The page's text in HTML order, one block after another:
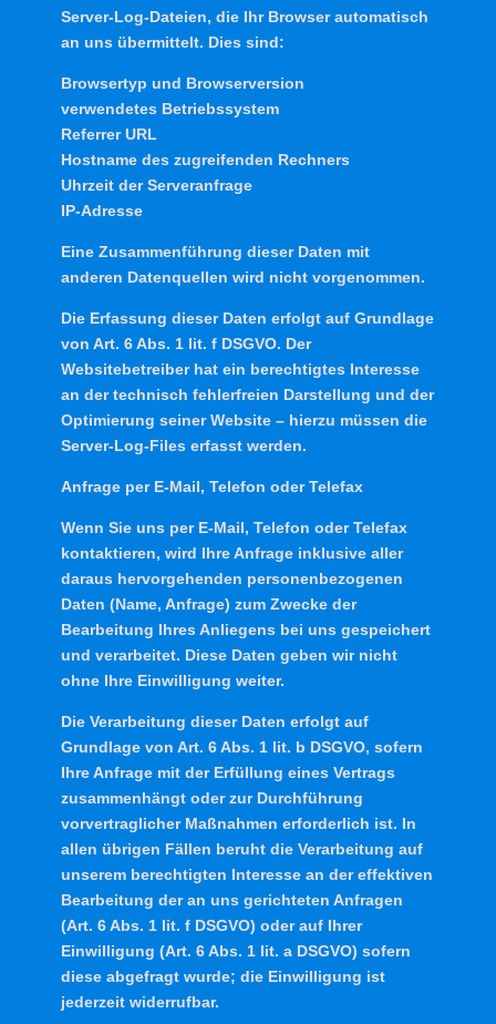
Server-Log-Dateien, die Ihr Browser automatisch
an uns übermittelt. Dies sind:
Browsertyp und Browserversion
verwendetes Betriebssystem
Referrer URL
Hostname des zugreifenden Rechners
Uhrzeit der Serveranfrage
IP-Adresse
Eine Zusammenführung dieser Daten mit
anderen Datenquellen wird nicht vorgenommen.
Die Erfassung dieser Daten erfolgt auf Grundlage
von Art. 6 Abs. 1 lit. f DSGVO. Der
Websitebetreiber hat ein berechtigtes Interesse
an der technisch fehlerfreien Darstellung und der
Optimierung seiner Website – hierzu müssen die
Server-Log-Files erfasst werden.
Anfrage per E-Mail, Telefon oder Telefax
Wenn Sie uns per E-Mail, Telefon oder Telefax
kontaktieren, wird Ihre Anfrage inklusive aller
daraus hervorgehenden personenbezogenen
Daten (Name, Anfrage) zum Zwecke der
Bearbeitung Ihres Anliegens bei uns gespeichert
und verarbeitet. Diese Daten geben wir nicht
ohne Ihre Einwilligung weiter.
Die Verarbeitung dieser Daten erfolgt auf
Grundlage von Art. 6 Abs. 1 lit. b DSGVO, sofern
Ihre Anfrage mit der Erfüllung eines Vertrags
zusammenhängt oder zur Durchführung
vorvertraglicher Maßnahmen erforderlich ist. In
allen übrigen Fällen beruht die Verarbeitung auf
unserem berechtigten Interesse an der effektiven
Bearbeitung der an uns gerichteten Anfragen
(Art. 6 Abs. 1 lit. f DSGVO) oder auf Ihrer
Einwilligung (Art. 6 Abs. 1 lit. a DSGVO) sofern
diese abgefragt wurde; die Einwilligung ist
jederzeit widerrufbar.